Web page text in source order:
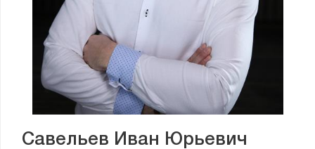
Савельев Иван Юрьевич